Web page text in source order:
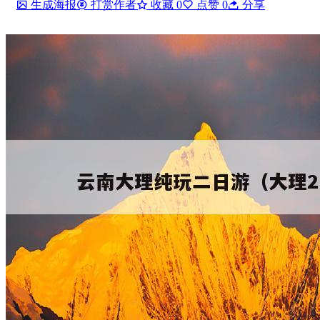
生成海报 打赏作者 收藏 0 点赞 0 分享